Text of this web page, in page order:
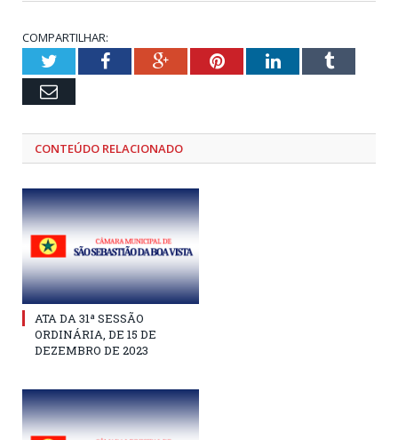
COMPARTILHAR:
TwitterFacebookGoogle+PinterestLinkedInTumblr
Email
CONTEÚDO RELACIONADO
ATA DA 31ª SESSÃO
ORDINÁRIA, DE 15 DE
DEZEMBRO DE 2023